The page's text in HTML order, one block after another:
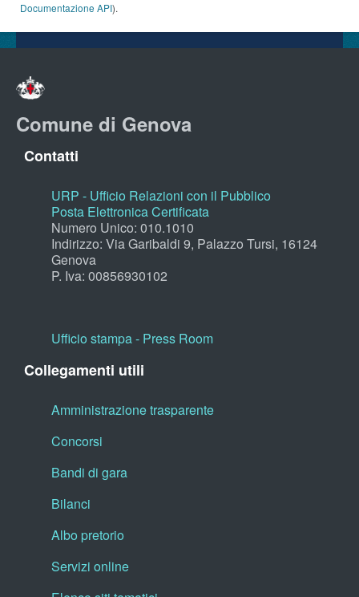
Documentazione API).
Comune di Genova
Contatti
URP - Ufficio Relazioni con il Pubblico
Posta Elettronica Certificata
Numero Unico: 010.1010
Indirizzo: Via Garibaldi 9, Palazzo Tursi, 16124
Genova
P. Iva: 00856930102
Ufficio stampa - Press Room
Collegamenti utili
Amministrazione trasparente
Concorsi
Bandi di gara
Bilanci
Albo pretorio
Servizi online